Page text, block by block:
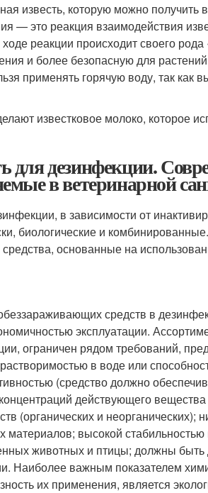
известь, которую можно
— это реакция взаимодействия
ходе реакции происходит своего
и более безопасную для
применять горячую воду, так как
известковое молоко, которое
для дезинфекции.
в ветеринарной
в зависимости от
биологические и
основанные на
средств в
эксплуатации.
ограничен рядом требований,
в воде или
(средство должно
действующего
(органических и неорганических);
материалов; высокой
животных и птицы; должны
Наиболее важным показателем
их применения, является